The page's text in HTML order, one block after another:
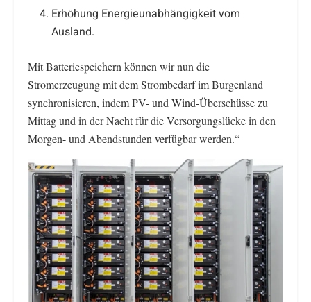
Erhöhung Energieunabhängigkeit vom
Ausland.
Mit Batteriespeichern können wir nun die
Stromerzeugung mit dem Strombedarf im Burgenland
synchronisieren, indem PV- und Wind-Überschüsse zu
Mittag und in der Nacht für die Versorgungslücke in den
Morgen- und Abendstunden verfügbar werden.“